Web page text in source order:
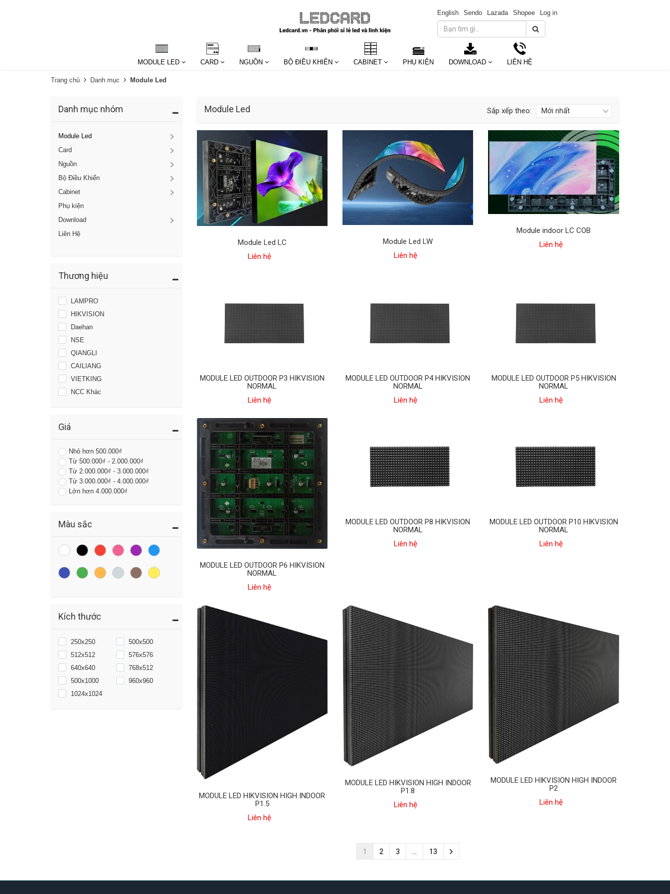
English Sendo Lazada Shopee Log in
MODULE LED CARD NGUỒN BỘ ĐIỀU KHIỂN CABINET PHỤ KIỆN DOWNLOAD LIÊN HỆ
Trang chủ Danh mục Module Led
Danh mục nhóm
Module Led
Card
Nguồn
Bộ Điều Khiển
Cabinet
Phụ kiện
Download
Liên Hệ
Thương hiệu
LAMPRO
HIKVISION
Daehan
NSE
QIANGLI
CAILIANG
VIETKING
NCC Khác
Giá
Nhỏ hơn 500.000₫
Từ 500.000₫ - 2.000.000₫
Từ 2.000.000₫ - 3.000.000₫
Từ 3.000.000₫ - 4.000.000₫
Lớn hơn 4.000.000₫
Màu sắc
Kích thước
250x250
500x500
512x512
576x576
640x640
768x512
500x1000
960x960
1024x1024
Module Led Sắp xếp theo:
Module Led LC
Liên hệ
Module Led LW
Liên hệ
Module indoor LC COB
Liên hệ
MODULE LED OUTDOOR P3 HIKVISION
NORMAL
Liên hệ
MODULE LED OUTDOOR P4 HIKVISION
NORMAL
Liên hệ
MODULE LED OUTDOOR P5 HIKVISION
NORMAL
Liên hệ
MODULE LED OUTDOOR P6 HIKVISION
NORMAL
Liên hệ
MODULE LED OUTDOOR P8 HIKVISION
NORMAL
Liên hệ
MODULE LED OUTDOOR P10 HIKVISION
NORMAL
Liên hệ
MODULE LED HIKVISION HIGH INDOOR
P1.5
Liên hệ
MODULE LED HIKVISION HIGH INDOOR
P1.8
Liên hệ
MODULE LED HIKVISION HIGH INDOOR
P2
Liên hệ
1 2 3 ... 13